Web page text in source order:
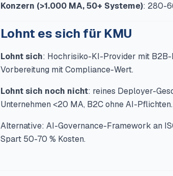
Konzern (>1.000 MA, 50+ Systeme): 280-
Lohnt es sich für KMU
Lohnt sich: Hochrisiko-KI-Provider mit
Vorbereitung mit Compliance-Wert.
Lohnt sich noch nicht: reines Deployer-
Unternehmen <20 MA, B2C ohne AI-Pflichten.
Alternative: AI-Governance-Framework an
Spart 50-70 % Kosten.